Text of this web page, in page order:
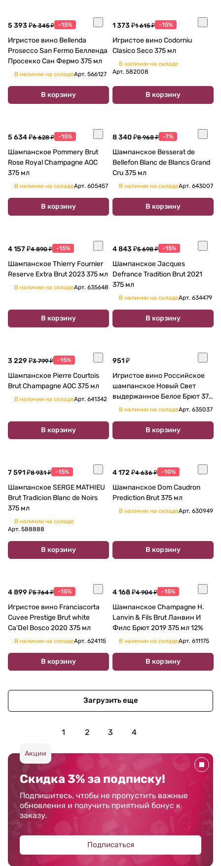
5 393 ₽6 345 ₽ -15%
Игристое вино Bellenda
Prosecco San Fermo Белленда
Просекко Сан Фермо 375 мл
В наличии на складеАрт. 566127
В корзину
1 373 ₽1 615 ₽ -15%
Игристое вино Codorniu
Clasico Seco 375 мл
В наличии на складе
Арт. 582008
В корзину
5 634 ₽6 628 ₽ -15%
Шампанское Pommery Brut
Rose Royal Champagne AOС
375 мл
В наличии на складеАрт. 605457
В корзину
8 340 ₽8 968 ₽ -7%
Шампанское Besserat de
Bellefon Blanc de Blancs Grand
Cru 375 мл
В наличии на складеАрт. 643007
В корзину
4 157 ₽4 890 ₽ -15%
Шампанское Thierry Fournier
Reserve Extra Brut 2023 375 мл
В наличии на складеАрт. 635648
В корзину
4 843 ₽5 698 ₽ -15%
Шампанское Jacques
Defrance Tradition Brut 2021
375 мл
В наличии на складеАрт. 634479
В корзину
3 229 ₽3 799 ₽ -15%
Шампанское Pierre Сourtois
Brut Champagne AOC 375 мл
В наличии на складеАрт. 641342
В корзину
951 ₽
Игристое вино Российское
шампанское Новый Свет
выдержанное Белое Брют 375
млВ наличии на складеАрт. 635037
В корзину
7 591 ₽8 931 ₽ -15%
Шампанское SERGE MATHIEU
Brut Tradicion Blanc de Noirs
375 мл
В наличии на складе
Арт. 588888
В корзину
4 172 ₽4 636 ₽ -10%
Шампанское Dom Caudron
Prediction Brut 375 мл
В наличии на складеАрт. 630949
В корзину
4 899 ₽5 764 ₽ -15%
Игристое вино Franciacorta
Cuvee Prestige Brut white
Ca'Del Bosco 2020 375 мл
В наличии на складеАрт. 624115
В корзину
4 168 ₽4 904 ₽ -15%
Шампанское Champagne H.
Lanvin & Fils Brut Ланвин И
Филс Брют 2019 375 мл 12%
В наличии на складеАрт. 611175
В корзину
Загрузить еще
1 2 3 4
Акции
Скидка 3% за подписку!
Подпишитесь, чтобы не пропустить важные
обновления и получить приятный бонус к
заказу.
Подписаться